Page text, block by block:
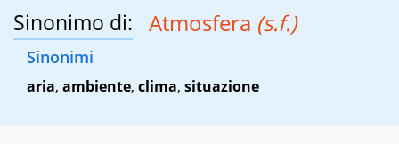
Sinonimo di: Atmosfera (s.f.)
Sinonimi
aria, ambiente, clima, situazione